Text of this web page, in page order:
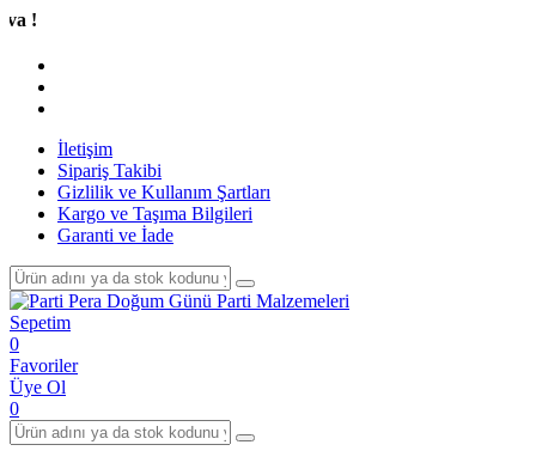
İletişim
Sipariş Takibi
Gizlilik ve Kullanım Şartları
Kargo ve Taşıma Bilgileri
Garanti ve İade
Sepetim
0
Favoriler
Üye Ol
0